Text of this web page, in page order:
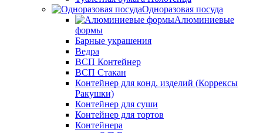
Одноразовая посуда
Алюминиевые
формы
Барные украшения
Ведра
ВСП Контейнер
ВСП Стакан
Контейнер для конд. изделий (Коррексы
Ракушки)
Контейнер для суши
Контейнер для тортов
Контейнера